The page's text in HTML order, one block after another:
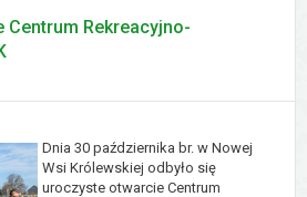
Rekreacyjno-
Dnia 30 października br. w Nowej
Wsi Królewskiej odbyło się
uroczyste otwarcie Centrum